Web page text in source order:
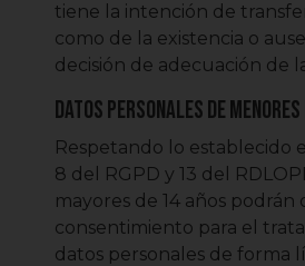
tiene la intención de
como de la existencia o
decisión de adecuación de
Datos personales de menores
Respetando lo establecido
8 del RGPD y 13 del
mayores de 14 años podrán
consentimiento para el
datos personales de forma